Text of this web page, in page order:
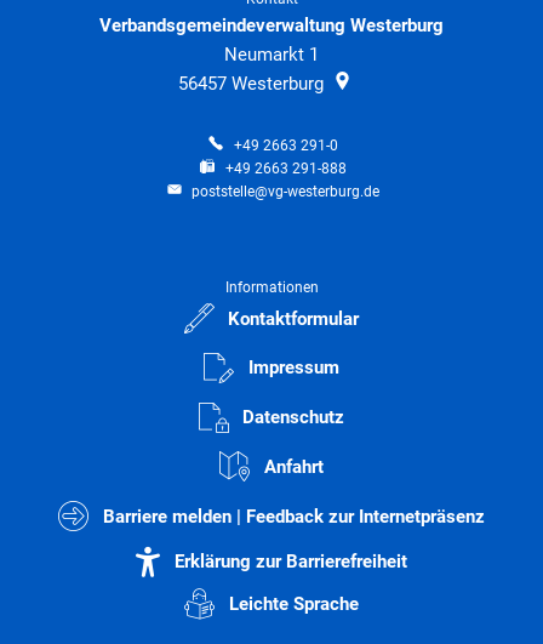
Westerwaldbad
Verbandsgemeindeverwaltung Westerburg
Neumarkt 1
56457 Westerburg
+49 2663 291-0
+49 2663 291-888
poststelle@vg-westerburg.de
Informationen
Kontaktformular
Impressum
Datenschutz
Anfahrt
Barriere melden | Feedback zur Internetpräsenz
Erklärung zur Barrierefreiheit
Leichte Sprache